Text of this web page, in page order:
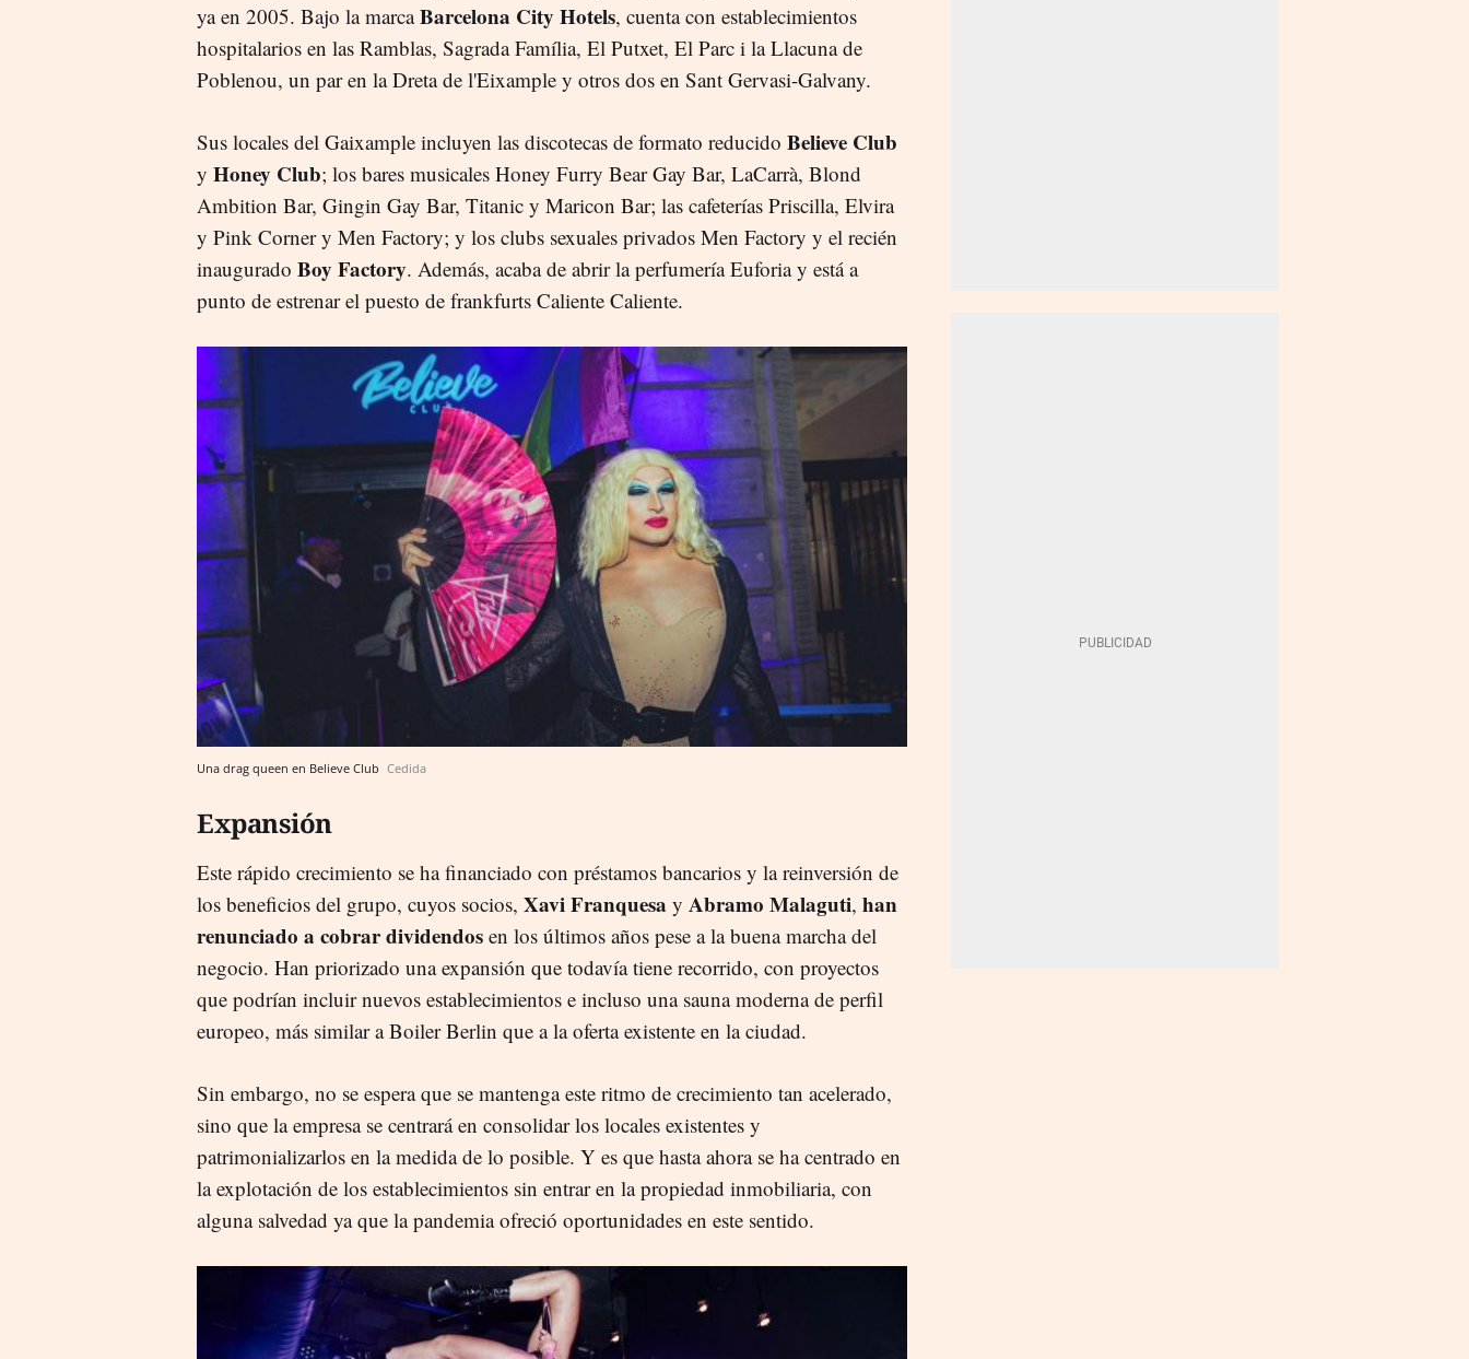
ya en 2005. Bajo la marcaBarcelona City Hotels, cuenta con establecimientos
hospitalarios en las Ramblas, Sagrada Família, El Putxet, El Parc i la Llacuna de
Poblenou, un par en la Dreta de l'Eixample y otros dos en Sant Gervasi-Galvany.
Sus locales del Gaixample incluyen las discotecas de formato reducido Believe Club
y Honey Club; los bares musicales Honey Furry Bear Gay Bar, LaCarrà, Blond
Ambition Bar, Gingin Gay Bar, Titanic y Maricon Bar; las cafeterías Priscilla, Elvira
y Pink Corner y Men Factory; y los clubs sexuales privados Men Factory y el recién
inaugurado Boy Factory. Además, acaba de abrir la perfumería Euforia y está a
punto de estrenar el puesto de frankfurts Caliente Caliente.
Una drag queen en Believe Club Cedida
Expansión
Este rápido crecimiento se ha financiado con préstamos bancarios y la reinversión de
los beneficios del grupo, cuyos socios, Xavi Franquesa y Abramo Malaguti, han
renunciado a cobrar dividendos en los últimos años pese a la buena marcha del
negocio. Han priorizado una expansión que todavía tiene recorrido, con proyectos
que podrían incluir nuevos establecimientos e incluso una sauna moderna de perfil
europeo, más similar a Boiler Berlin que a la oferta existente en la ciudad.
Sin embargo, no se espera que se mantenga este ritmo de crecimiento tan acelerado,
sino que la empresa se centrará en consolidar los locales existentes y
patrimonializarlos en la medida de lo posible. Y es que hasta ahora se ha centrado en
la explotación de los establecimientos sin entrar en la propiedad inmobiliaria, con
alguna salvedad ya que la pandemia ofreció oportunidades en este sentido.